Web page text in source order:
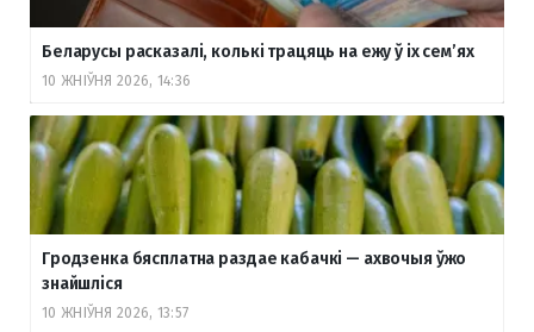
Беларусы расказалі, колькі трацяць на ежу ў іх сем’ях
10 ЖНІЎНЯ 2026, 14:36
Гродзенка бясплатна раздае кабачкі — ахвочыя ўжо
знайшліся
10 ЖНІЎНЯ 2026, 13:57